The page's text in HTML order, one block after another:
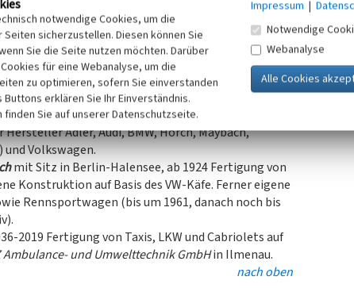
Mitarbeitern der Vergleich beantragt und der
in Osnabrück anschließend noch 12 oder 14
Jahr 1840 als Wagenfabrik eröffnet, später Wendler
BMW, Gutbrod, Mercedes und Porsche,
(ab 1925 Darmstadt), 1921-1964 Fertigung
Adler, Audi, BMW, Horch, Maybach,
und Volkswagen.
mit Sitz in Berlin-Halensee, ab 1924 Fertigung von
Konstruktion auf Basis des VW-Käfe. Ferner eigene
Rennsportwagen (bis um 1961, danach noch bis
2019 Fertigung von Taxis, LKW und Cabriolets auf
Ambulance- und Umwelttechnik GmbHin Ilmenau.
nach oben
notwendige Cookies, um die
sicherzustellen. Diesen können Sie
Sie die Seite nutzen möchten. Darüber
für eine Webanalyse, um die
zu optimieren, sofern Sie einverstanden
erklären Sie Ihr Einverständnis.
Sie auf unserer Datenschutzseite.
Impressum |
Notwendige
Webanalyse